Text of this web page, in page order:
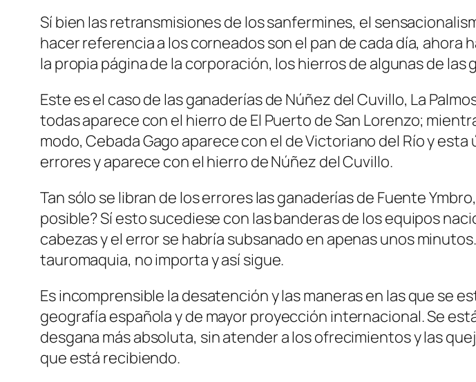
Sí bien las retransmisiones de los sanfermines, el
hacer referencia a los corneados son el pan de cada día, ahora
la propia página de la corporación, los hierros de algunas de las
Este es el caso de las ganaderías de Núñez del Cuvillo, La
todas aparece con el hierro de El Puerto de San Lorenzo;
modo, Cebada Gago aparece con el de Victoriano del Río y
errores y aparece con el hierro de Núñez del Cuvillo.
Tan sólo se libran de los errores las ganaderías de Fuente
posible? Sí esto sucediese con las banderas de los equipos
cabezas y el error se habría subsanado en apenas unos
tauromaquia, no importa y así sigue.
Es incomprensible la desatención y las maneras en las que se
geografía española y de mayor proyección internacional. Se
desgana más absoluta, sin atender a los ofrecimientos y las
que está recibiendo.